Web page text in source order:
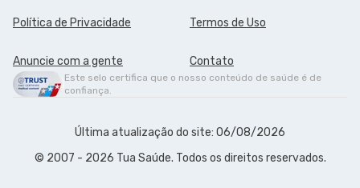
Política de Privacidade Termos de Uso
Anuncie com a gente Contato
Este selo certifica que o nosso conteúdo de saúde é de
confiança.
Última atualização do site: 06/08/2026
© 2007 - 2026 Tua Saúde. Todos os direitos reservados.